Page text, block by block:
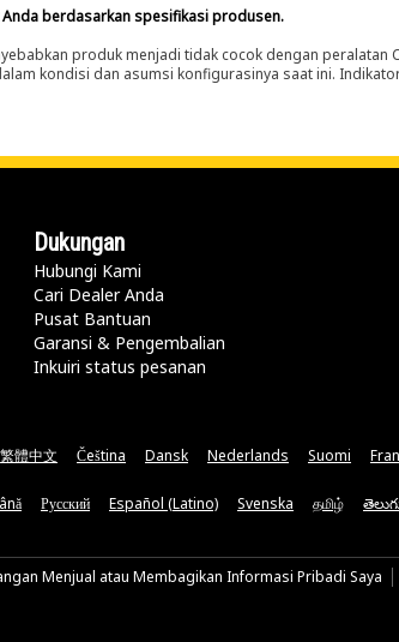
berdasarkan spesifikasi produsen.
produk menjadi tidak cocok dengan peralatan
kondisi dan asumsi konfigurasinya saat ini.
Dukungan
Hubungi Kami
Cari Dealer Anda
Pusat Bantuan
Garansi & Pengembalian
Inkuiri status pesanan
繁體中文 Čeština Dansk Nederlands Suomi
Русский Español (Latino) Svenska தமிழ்
Menjual atau Membagikan Informasi Pribadi Saya